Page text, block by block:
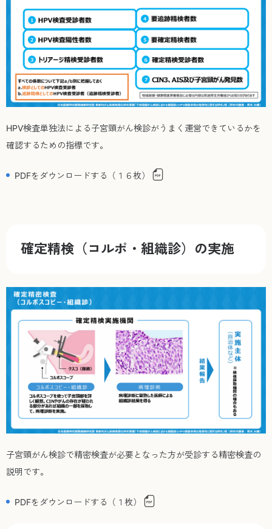
HPV検査単独法による子宮頸がん検診がうまく運営できているかを
確認するための指標です。
PDFをダウンロードする（１６枚）
確定精検（コルポ・組織診）の実施
子宮頸がん検診で精密検査が必要となった方が受診する精密検査の
説明です。
PDFをダウンロードする（１枚）